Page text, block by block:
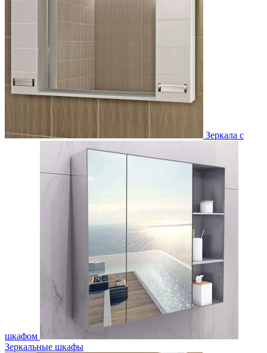
Зеркала с
шкафом
Зеркальные шкафы